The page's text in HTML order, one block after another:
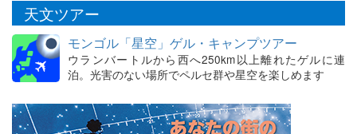
天文ツアー
モンゴル「星空」ゲル・キャンプツアー
ウランバートルから西へ250km以上離れたゲルに連
泊。光害のない場所でペルセ群や星空を楽しめます